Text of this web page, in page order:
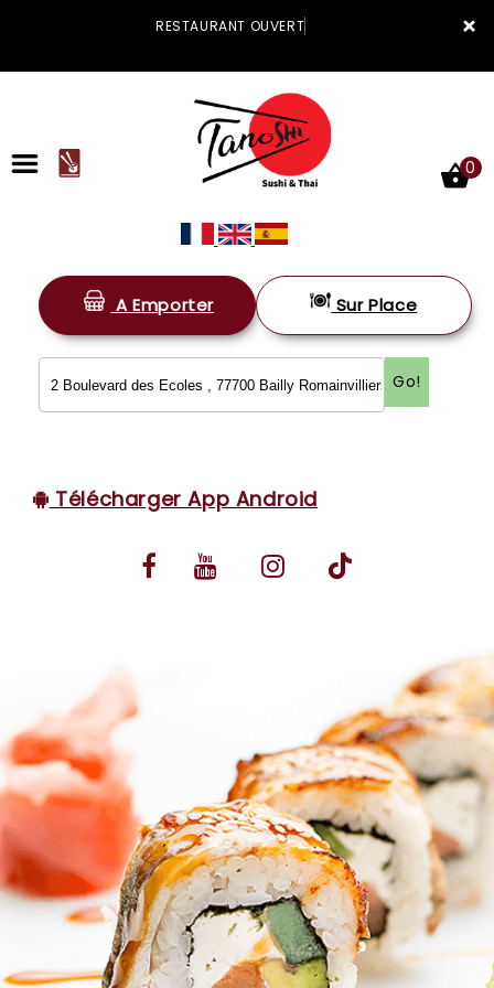
×
RESTAURANT OUVERT
ACCUEIL
LA CARTE
VOS AVIS
MENTIONS LÉGALES
0
A Emporter Sur Place
Go!
Télécharger App Android